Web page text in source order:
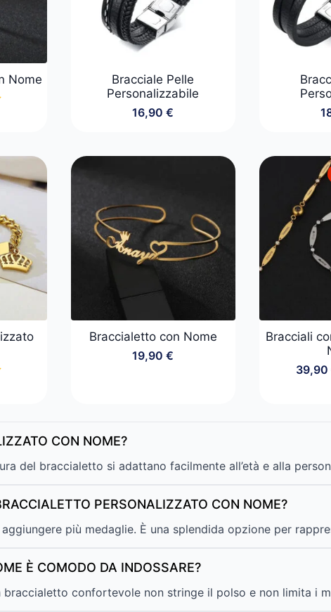
Nome
Bracciale Pelle
Personalizzabile
16,90€
Braccialetto con Nome
19,90€
Bracciali
39,90
CON NOME?
del braccialetto si adattano facilmente all’età e alla
PERSONALIZZATO CON NOME?
più medaglie. È una splendida opzione per
È COMODO DA INDOSSARE?
confortevole non stringe il polso e non limita i